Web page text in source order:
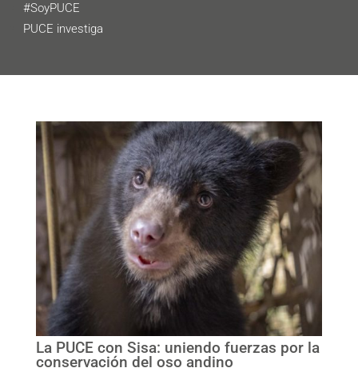
#SoyPUCE
PUCE investiga
La PUCE con Sisa: uniendo fuerzas por la
conservación del oso andino